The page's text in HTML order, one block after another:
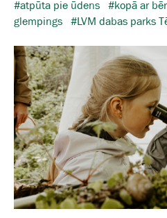
#atpūta pie ūdens #kopā ar
glempings #LVM dabas parks